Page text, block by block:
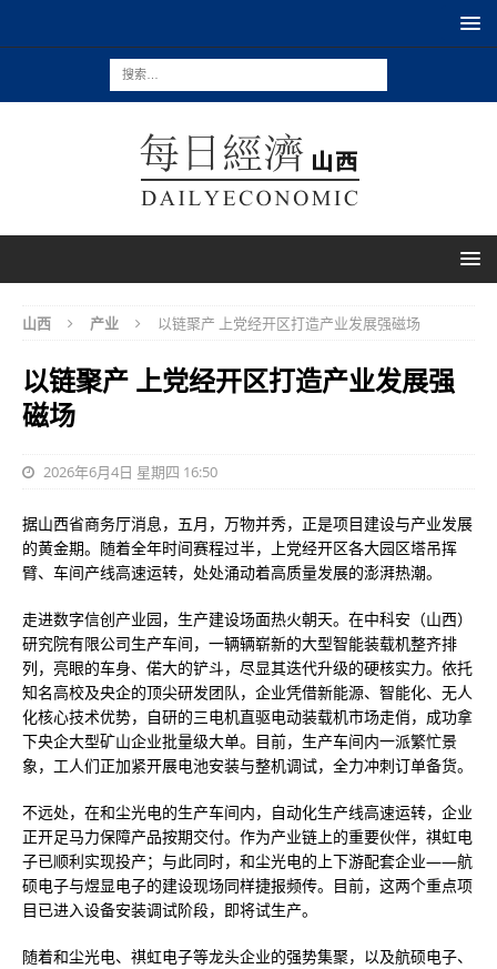
山西 产业 以链聚产 上党经开区打造产业发展强磁场
以链聚产 上党经开区打造产业发展强
磁场
2026年6月4日 星期四 16:50
据山西省商务厅消息，五月，万物并秀，正是项目建设与产业发展
的黄金期。随着全年时间赛程过半，上党经开区各大园区塔吊挥
臂、车间产线高速运转，处处涌动着高质量发展的澎湃热潮。
走进数字信创产业园，生产建设场面热火朝天。在中科安（山西）
研究院有限公司生产车间，一辆辆崭新的大型智能装载机整齐排
列，亮眼的车身、偌大的铲斗，尽显其迭代升级的硬核实力。依托
知名高校及央企的顶尖研发团队，企业凭借新能源、智能化、无人
化核心技术优势，自研的三电机直驱电动装载机市场走俏，成功拿
下央企大型矿山企业批量级大单。目前，生产车间内一派繁忙景
象，工人们正加紧开展电池安装与整机调试，全力冲刺订单备货。
不远处，在和尘光电的生产车间内，自动化生产线高速运转，企业
正开足马力保障产品按期交付。作为产业链上的重要伙伴，祺虹电
子已顺利实现投产；与此同时，和尘光电的上下游配套企业——航
硕电子与煜显电子的建设现场同样捷报频传。目前，这两个重点项
目已进入设备安装调试阶段，即将试生产。
随着和尘光电、祺虹电子等龙头企业的强势集聚，以及航硕电子、